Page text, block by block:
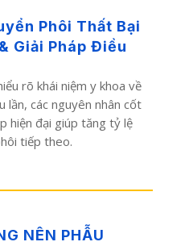
Phôi Thất Bại
Giải Pháp Điều
rõ khái niệm y khoa về
lần, các nguyên nhân cốt
hiện đại giúp tăng tỷ lệ
tiếp theo.
NÊN PHẪU